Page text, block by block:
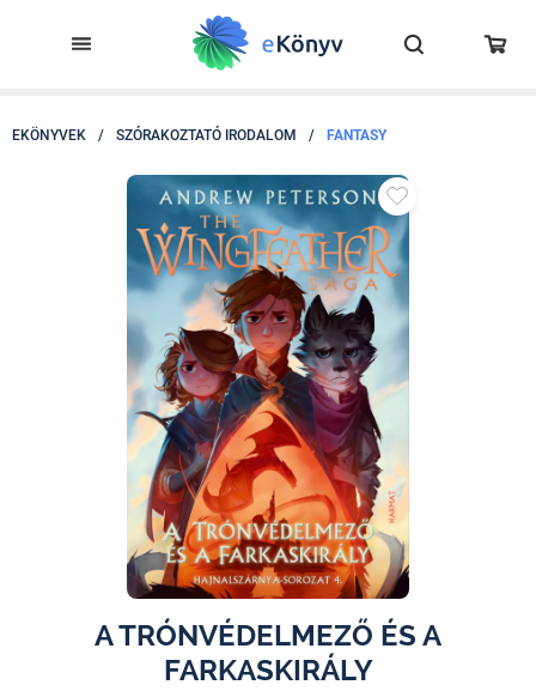
EKÖNYVEK / SZÓRAKOZTATÓ IRODALOM / FANTASY
A TRÓNVÉDELMEZŐ ÉS A
FARKASKIRÁLY